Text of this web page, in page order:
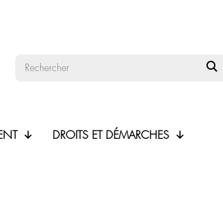
DROITS ET DÉMARCHES